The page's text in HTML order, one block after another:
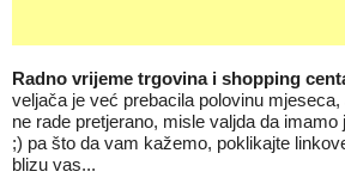
Radno vrijeme trgovina i shopping
veljača je već prebacila polovinu
ne rade pretjerano, misle valjda da
;) pa što da vam kažemo, poklikajte
blizu vas...